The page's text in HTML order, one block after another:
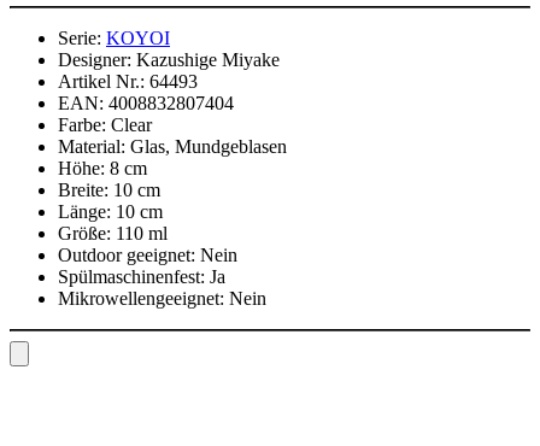
Serie: KOYOI
Designer: Kazushige Miyake
Artikel Nr.: 64493
EAN: 4008832807404
Farbe: Clear
Material: Glas, Mundgeblasen
Höhe: 8 cm
Breite: 10 cm
Länge: 10 cm
Größe: 110 ml
Outdoor geeignet: Nein
Spülmaschinenfest: Ja
Mikrowellengeeignet: Nein